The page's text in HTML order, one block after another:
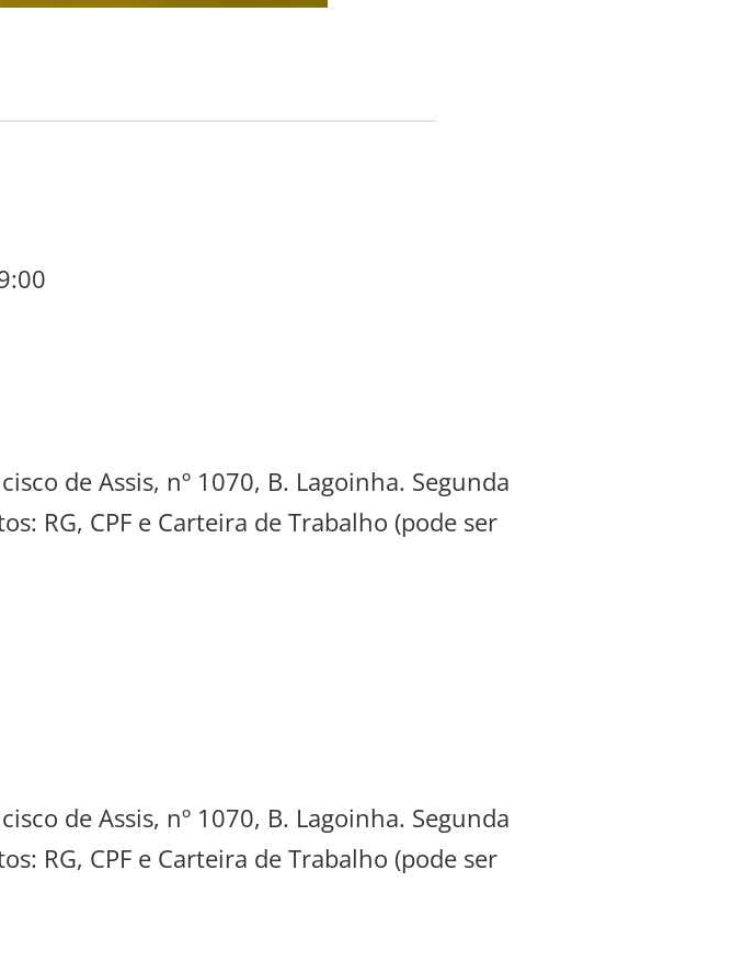
de Assis, nº 1070, B. Lagoinha. Segunda
RG, CPF e Carteira de Trabalho (pode ser
de Assis, nº 1070, B. Lagoinha. Segunda
RG, CPF e Carteira de Trabalho (pode ser